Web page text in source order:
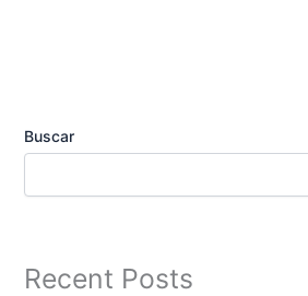
Buscar
Recent Posts